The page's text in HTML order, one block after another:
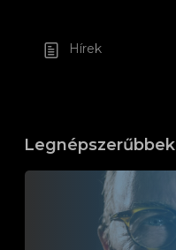
Hírek
Legnépszerűbbek